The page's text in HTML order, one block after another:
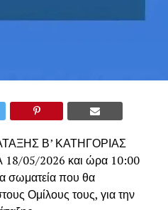
Β’ ΚΑΤΗΓΟΡΙΑΣ
18/05/2026 και ώρα 10:00
σωματεία που θα
Ομίλους τους, για την